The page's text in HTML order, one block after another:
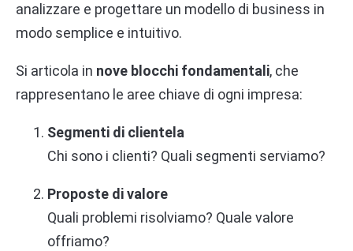
analizzare e progettare un modello di business in
modo semplice e intuitivo.
Si articola in nove blocchi fondamentali, che
rappresentano le aree chiave di ogni impresa:
Segmenti di clientela
Chi sono i clienti? Quali segmenti serviamo?
Proposte di valore
Quali problemi risolviamo? Quale valore
offriamo?